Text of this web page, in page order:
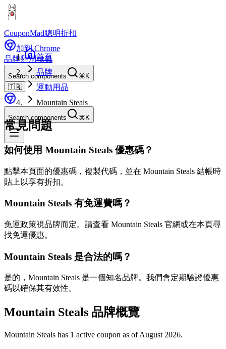
CouponMad聰明折扣
加到 Chrome
品牌類別標籤
Search components
⌘K
🇹🇼
Search components ⌘K
首頁
品牌
運動用品
Mountain Steals
常見問題
如何使用 Mountain Steals 優惠碼？
點擊本頁面的優惠碼，複製代碼，並在 Mountain Steals 結帳時
貼上以享有折扣。
Mountain Steals 有免運費嗎？
免運政策視品牌而定。請查看 Mountain Steals 官網或在本頁尋
找免運優惠。
Mountain Steals 是合法的嗎？
是的，Mountain Steals 是一個知名品牌。我們會定期驗證優惠
碼以確保其有效性。
Mountain Steals 品牌概覽
Mountain Steals has 1 active coupon as of August 2026.